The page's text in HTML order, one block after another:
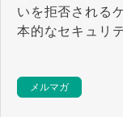
いを拒否される
本的なセキュリ
メルマガ